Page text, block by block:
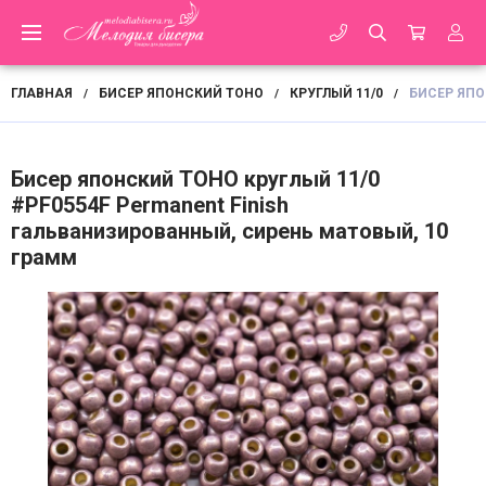
ГЛАВНАЯ / БИСЕР ЯПОНСКИЙ TOHO / КРУГЛЫЙ 11/0 / БИСЕР
Бисер японский TOHO круглый 11/0
#PF0554F Permanent Finish
гальванизированный, сирень матовый, 10
грамм